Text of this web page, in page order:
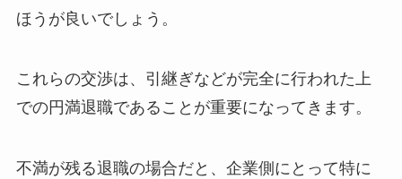
ほうが良いでしょう。
これらの交渉は、引継ぎなどが完全に行われた上
での円満退職であることが重要になってきます。
不満が残る退職の場合だと、企業側にとって特に